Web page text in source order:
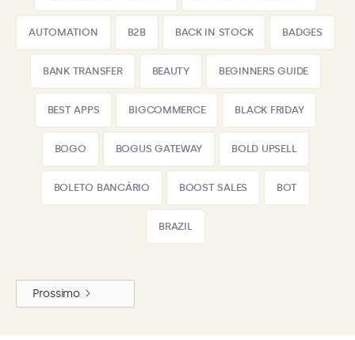
AUTOMATION B2B BACK IN STOCK BADGES
BANK TRANSFER BEAUTY BEGINNERS GUIDE
BEST APPS BIGCOMMERCE BLACK FRIDAY
BOGO BOGUS GATEWAY BOLD UPSELL
BOLETO BANCÁRIO BOOST SALES BOT
BRAZIL
Prossimo